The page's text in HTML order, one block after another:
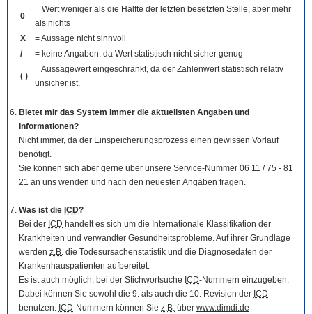
0
= Wert weniger als die Hälfte der letzten besetzten Stelle, aber mehr
als nichts
X
= Aussage nicht sinnvoll
/
= keine Angaben, da Wert statistisch nicht sicher genug
( )
= Aussagewert eingeschränkt, da der Zahlenwert statistisch relativ
unsicher ist.
Bietet mir das System immer die aktuellsten Angaben und
Informationen?
Nicht immer, da der Einspeicherungsprozess einen gewissen Vorlauf
benötigt.
Sie können sich aber gerne über unsere Service-Nummer 06 11 / 75 - 81
21 an uns wenden und nach den neuesten Angaben fragen.
Was ist die ICD?
Bei der ICD handelt es sich um die Internationale Klassifikation der
Krankheiten und verwandter Gesundheitsprobleme. Auf ihrer Grundlage
werden z.B. die Todesursachenstatistik und die Diagnosedaten der
Krankenhauspatienten aufbereitet.
Es ist auch möglich, bei der Stichwortsuche ICD-Nummern einzugeben.
Dabei können Sie sowohl die 9. als auch die 10. Revision der ICD
benutzen. ICD-Nummern können Sie z.B. über www.dimdi.de